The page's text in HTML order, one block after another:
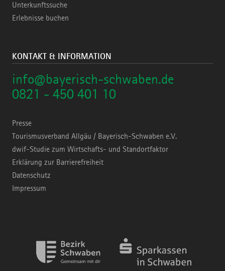
Unterkunftssuche
Erlebnisse buchen
KONTAKT & INFORMATION
info@bayerisch-schwaben.de
0821 - 450 401 10
Presse
Tourismusverband Allgäu / Bayerisch-Schwaben e.V.
dwif-Studie zum Wirtschafts- und Standortfaktor
Erklärung zur Barrierefreiheit
Datenschutz
Impressum